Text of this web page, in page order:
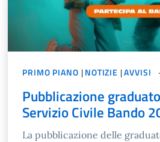
PRIMO PIANO |NOTIZIE |AVVISI
Pubblicazione
Servizio Civile Bando
La pubblicazione delle